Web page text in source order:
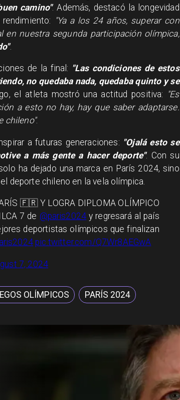
camino". Además, destacó la longevidad
"Ya a los 24 años, superar con
nuestra segunda participación olímpica,
.
de la final: "Las condiciones de estos
no quedaba nada, quedaba quinto y se
el atleta mostró una actitud positiva: "Es
a esto no hay, hay que saber adaptarse.
chileno".
a futuras generaciones: "Ojalá esto se
a más gente a hacer deporte". Con su
ha dejado una marca en París 2024, sino
deporte chileno en la vela olímpica.
🇫🇷 Y LOGRA DIPLOMA OLÍMPICO
7 de @paris2024 y regresará al país
deportistas olímpicos que finalizan
pic.twitter.com/Q7Wr8AEGwA
7, 2024
OLÍMPICOS PARÍS 2024